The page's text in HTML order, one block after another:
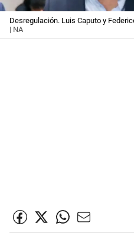
Desregulación. Luis Caputo y
| NA